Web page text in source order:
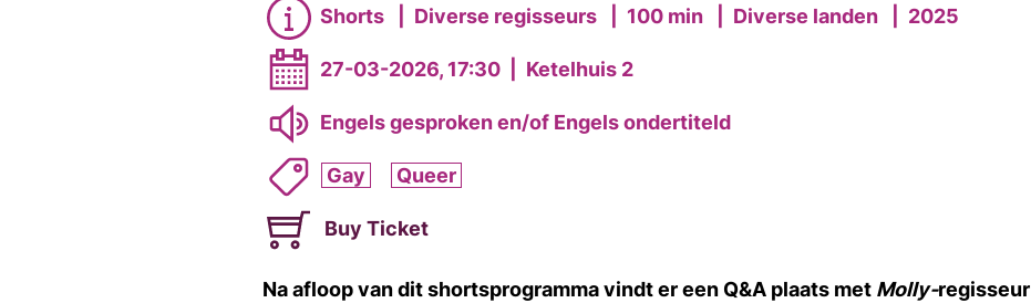
Shorts Diverse regisseurs 100 min Diverse landen 2025
27-03-2026, 17:30 Ketelhuis 2
Engels gesproken en/of Engels ondertiteld
Gay Queer
Buy Ticket
Na afloop van dit shortsprogramma vindt er een Q&A plaats met Molly-regisseur